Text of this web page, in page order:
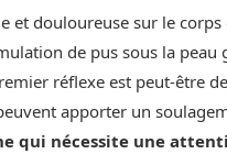
et douloureuse sur le
de pus sous la
réflexe est peut-être
apporter un
qui nécessite une